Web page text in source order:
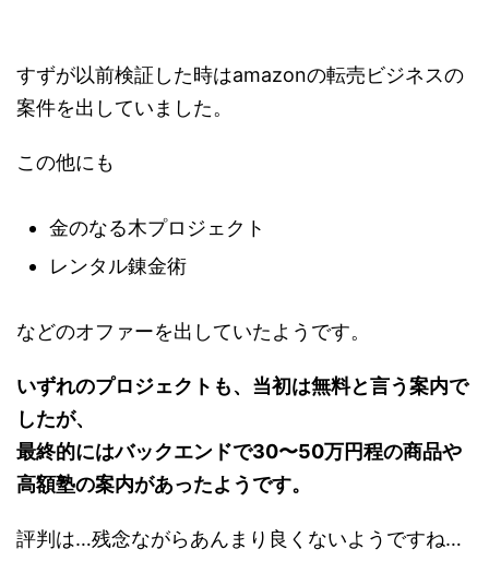
すずが以前検証した時はamazonの転売ビジネスの
案件を出していました。
この他にも
金のなる木プロジェクト
レンタル錬金術
などのオファーを出していたようです。
いずれのプロジェクトも、当初は無料と言う案内で
したが、
最終的にはバックエンドで30〜50万円程の商品や
高額塾の案内があったようです。
評判は…残念ながらあんまり良くないようですね…